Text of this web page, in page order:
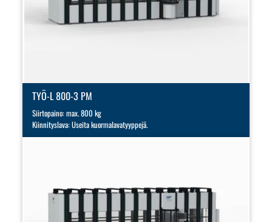
TYÖ-L 800-3 PM
Siirtopaino: max. 800 kg
Kiinnityslava: Useita kuormalavatyyppejä.